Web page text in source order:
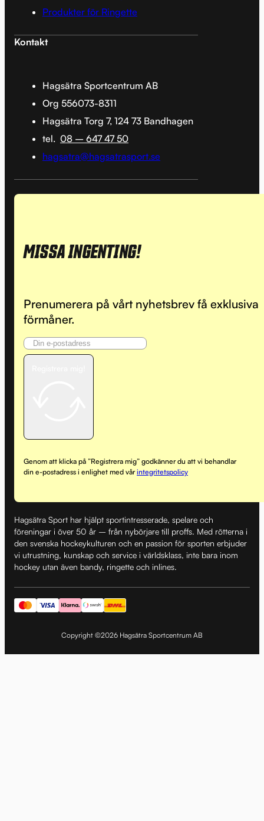
Produkter för Ringette
Kontakt
Hagsätra Sportcentrum AB
Org 556073-8311
Hagsätra Torg 7, 124 73 Bandhagen
tel. 08 – 647 47 50
hagsatra@hagsatrasport.se
MISSA INGENTING!
Prenumerera på vårt nyhetsbrev få exklusiva
förmåner.
Genom att klicka på ”Registrera mig” godkänner du att vi behandlar
din e-postadress i enlighet med vårintegritetspolicy
Hagsätra Sport har hjälpt sportintresserade, spelare och
föreningar i över 50 år – från nybörjare till proffs. Med rötterna i
den svenska hockeykulturen och en passion för sporten erbjuder
vi utrustning, kunskap och service i världsklass, inte bara inom
hockey utan även bandy, ringette och inlines.
Copyright ©2026 Hagsätra Sportcentrum AB